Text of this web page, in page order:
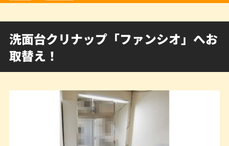
洗面台クリナップ「ファンシオ」へお
取替え！